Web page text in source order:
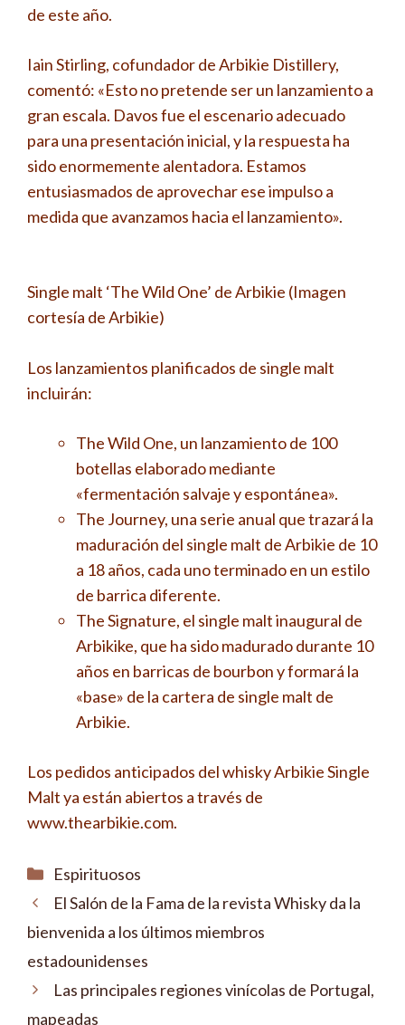
de este año.
Iain Stirling, cofundador de Arbikie Distillery,
comentó: «Esto no pretende ser un lanzamiento a
gran escala. Davos fue el escenario adecuado
para una presentación inicial, y la respuesta ha
sido enormemente alentadora. Estamos
entusiasmados de aprovechar ese impulso a
medida que avanzamos hacia el lanzamiento».
Single malt ‘The Wild One’ de Arbikie (Imagen
cortesía de Arbikie)
Los lanzamientos planificados de single malt
incluirán:
The Wild One, un lanzamiento de 100
botellas elaborado mediante
«fermentación salvaje y espontánea».
The Journey, una serie anual que trazará la
maduración del single malt de Arbikie de 10
a 18 años, cada uno terminado en un estilo
de barrica diferente.
The Signature, el single malt inaugural de
Arbikike, que ha sido madurado durante 10
años en barricas de bourbon y formará la
«base» de la cartera de single malt de
Arbikie.
Los pedidos anticipados del whisky Arbikie Single
Malt ya están abiertos a través de
www.thearbikie.com.
Categorías
Espirituosos
El Salón de la Fama de la revista Whisky da la
bienvenida a los últimos miembros
estadounidenses
Las principales regiones vinícolas de Portugal,
mapeadas